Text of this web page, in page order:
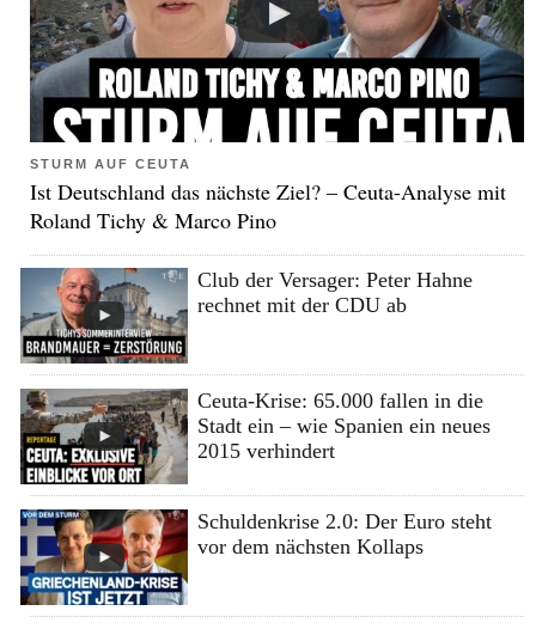
STURM AUF CEUTA
Ist Deutschland das nächste Ziel? – Ceuta-Analyse mit
Roland Tichy & Marco Pino
Club der Versager: Peter Hahne
rechnet mit der CDU ab
Ceuta-Krise: 65.000 fallen in die
Stadt ein – wie Spanien ein neues
2015 verhindert
Schuldenkrise 2.0: Der Euro steht
vor dem nächsten Kollaps